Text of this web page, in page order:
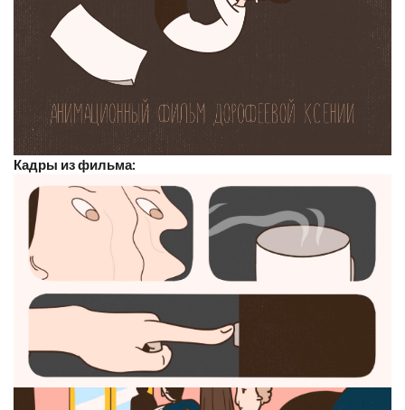
Кадры из фильма: